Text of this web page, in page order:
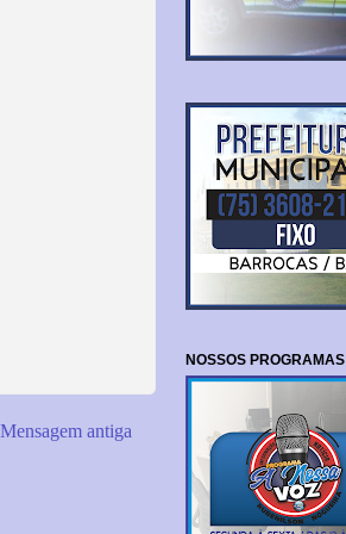
Mensagem antiga
NOSSOS PROGRAMAS